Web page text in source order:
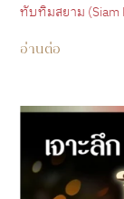
ทับทิมสยาม
อ่านต่อ